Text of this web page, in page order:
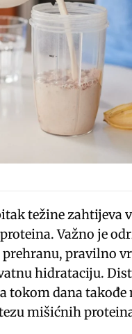
težine zahtijeva
Važno je
pravilno
hidrataciju.
tokom dana takođe
mišićnih